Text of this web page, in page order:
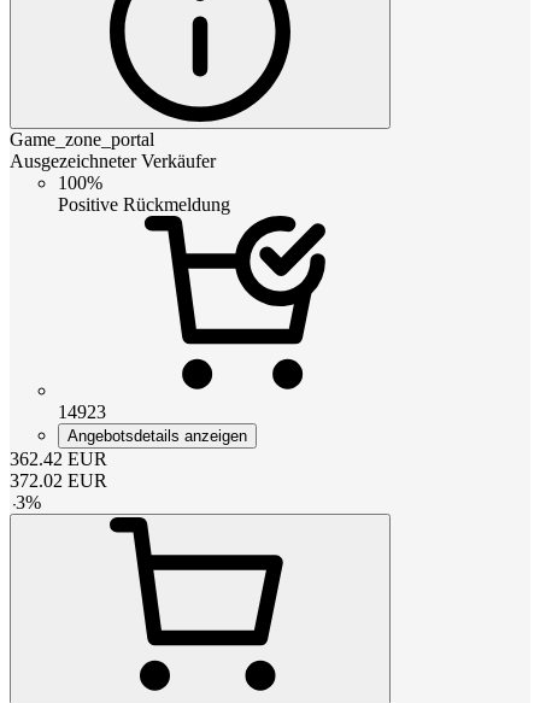
Game_zone_portal
Ausgezeichneter Verkäufer
100%
Positive Rückmeldung
14923
Angebotsdetails anzeigen
362.42 EUR
372.02 EUR
-3%